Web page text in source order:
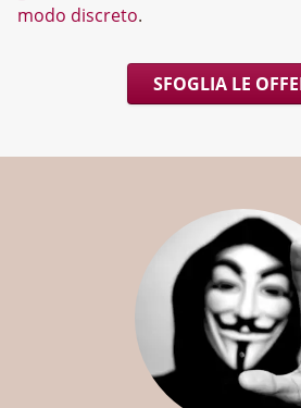
modo discreto.
SFOGLIA LE